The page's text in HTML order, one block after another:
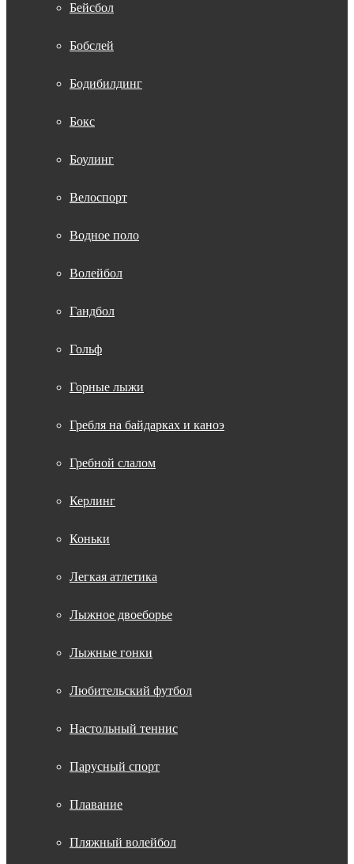
Бейсбол
Бобслей
Бодибилдинг
Бокс
Боулинг
Велоспорт
Водное поло
Волейбол
Гандбол
Гольф
Горные лыжи
Гребля на байдарках и каноэ
Гребной слалом
Керлинг
Коньки
Легкая атлетика
Лыжное двоеборье
Лыжные гонки
Любительский футбол
Настольный теннис
Парусный спорт
Плавание
Пляжный волейбол